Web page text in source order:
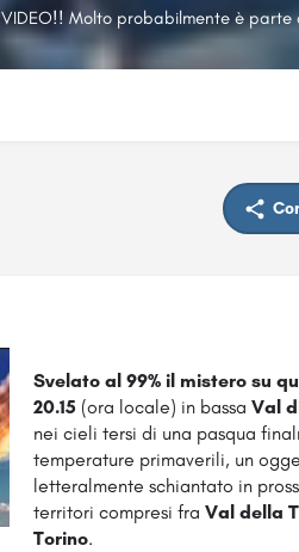
Svelato al 99% il mistero su
20.15 (ora locale) in bassa Val
nei cieli tersi di una pasqua
temperature primaverili, un
letteralmente schiantato in
territori compresi fra Val della
Torino.